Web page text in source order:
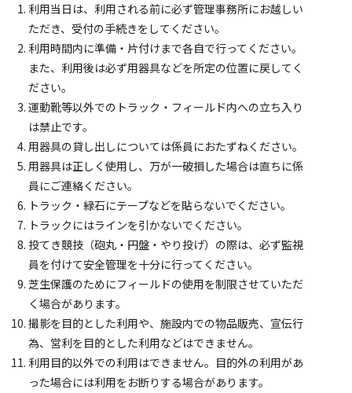
利用当日は、利用される前に必ず管理事務所にお越しい
ただき、受付の手続きをしてください。
利用時間内に準備・片付けまで各自で行ってください。
また、利用後は必ず用器具などを所定の位置に戻してく
ださい。
運動靴等以外でのトラック・フィールド内への立ち入り
は禁止です。
用器具の貸し出しについては係員におたずねください。
用器具は正しく使用し、万が一破損した場合は直ちに係
員にご連絡ください。
トラック・緑石にテープなどを貼らないでください。
トラックにはラインを引かないでください。
投てき競技（砲丸・円盤・やり投げ）の際は、必ず監視
員を付けて安全管理を十分に行ってください。
芝生保護のためにフィールドの使用を制限させていただ
く場合があります。
撮影を目的とした利用や、施設内での物品販売、宣伝行
為、営利を目的とした利用などはできません。
利用目的以外での利用はできません。目的外の利用があ
った場合には利用をお断りする場合があります。